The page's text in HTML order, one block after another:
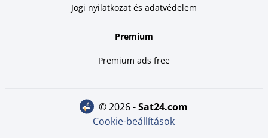
Jogi nyilatkozat és adatvédelem
Premium
Premium ads free
© 2026 - sat24.com
Cookie-beállítások